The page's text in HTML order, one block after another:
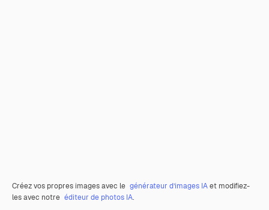
Créez vos propres images avec le générateur d’images IAet modifiez-
les avec notre éditeur de photos IA.